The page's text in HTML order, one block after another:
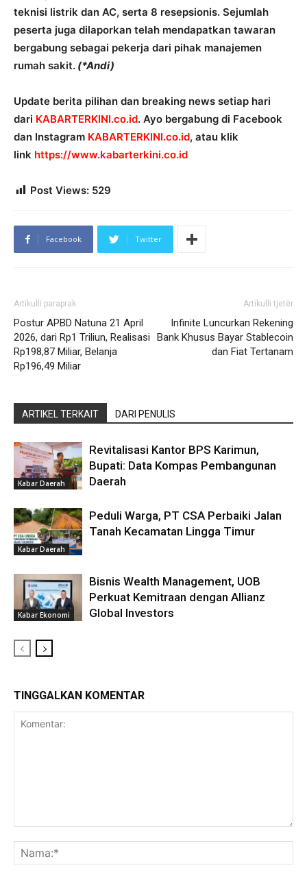
teknisi listrik dan AC, serta 8 resepsionis. Sejumlah
peserta juga dilaporkan telah mendapatkan tawaran
bergabung sebagai pekerja dari pihak manajemen
rumah sakit. (*Andi)
Update berita pilihan dan breaking news setiap hari
dari KABARTERKINI.co.id. Ayo bergabung di Facebook
dan Instagram KABARTERKINI.co.id, atau klik
link https://www.kabarterkini.co.id
Post Views: 529
Facebook Twitter
Artikulli paraprak
Postur APBD Natuna 21 April
2026, dari Rp1 Triliun, Realisasi
Rp198,87 Miliar, Belanja
Rp196,49 Miliar
Artikulli tjetër
Infinite Luncurkan Rekening
Bank Khusus Bayar Stablecoin
dan Fiat Tertanam
ARTIKEL TERKAIT DARI PENULIS
Kabar Daerah
Revitalisasi Kantor BPS Karimun,
Bupati: Data Kompas Pembangunan
Daerah
Kabar Daerah
Peduli Warga, PT CSA Perbaiki Jalan
Tanah Kecamatan Lingga Timur
Kabar Ekonomi
Bisnis Wealth Management, UOB
Perkuat Kemitraan dengan Allianz
Global Investors
TINGGALKAN KOMENTAR